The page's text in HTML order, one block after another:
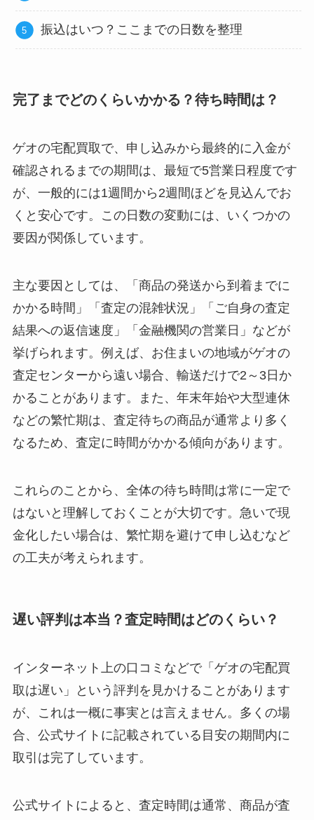
振込はいつ？ここまでの日数を整理
完了までどのくらいかかる？待ち時間は？
ゲオの宅配買取で、申し込みから最終的に入金が
確認されるまでの期間は、最短で5営業日程度です
が、一般的には1週間から2週間ほどを見込んでお
くと安心です。この日数の変動には、いくつかの
要因が関係しています。
主な要因としては、「商品の発送から到着までに
かかる時間」「査定の混雑状況」「ご自身の査定
結果への返信速度」「金融機関の営業日」などが
挙げられます。例えば、お住まいの地域がゲオの
査定センターから遠い場合、輸送だけで2～3日か
かることがあります。また、年末年始や大型連休
などの繁忙期は、査定待ちの商品が通常より多く
なるため、査定に時間がかかる傾向があります。
これらのことから、全体の待ち時間は常に一定で
はないと理解しておくことが大切です。急いで現
金化したい場合は、繁忙期を避けて申し込むなど
の工夫が考えられます。
遅い評判は本当？査定時間はどのくらい？
インターネット上の口コミなどで「ゲオの宅配買
取は遅い」という評判を見かけることがあります
が、これは一概に事実とは言えません。多くの場
合、公式サイトに記載されている目安の期間内に
取引は完了しています。
公式サイトによると、査定時間は通常、商品が査